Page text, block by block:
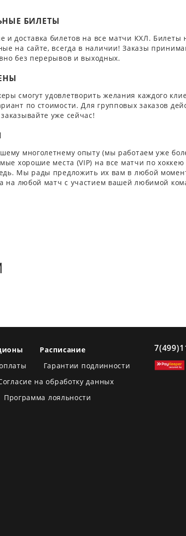
БИЛЕТЫ
и доставка билетов на все матчи КХЛ. Билеты
на сайте, всегда в наличии! Заказы
без перерывов и выходных.
смогут удовлетворить желания каждого
по стоимости. Для групповых заказов
уже сейчас!
многолетнему опыту (мы работаем уже
хорошие места (VIP) на все матчи по
Мы рады предложить их вам в любой
на любой матч с участием вашей любимой
Расписание
Гарантии подлинности
на обработку данных
Программа лояльности